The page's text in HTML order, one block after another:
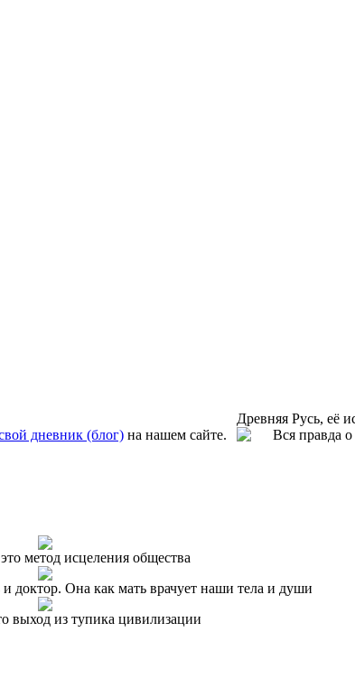
дневник (блог) на нашем сайте.
Древняя Русь, её
Вся правда
метод исцеления общества
доктор. Она как мать врачует наши тела и души
выход из тупика цивилизации